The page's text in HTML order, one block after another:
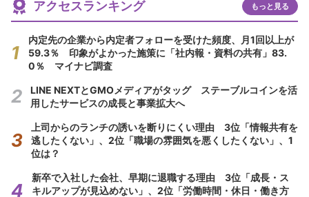
アクセスランキング もっと見る
内定先の企業から内定者フォローを受けた頻度、月1回以上が
59.3％ 印象がよかった施策に「社内報・資料の共有」83.
0％ マイナビ調査
LINE NEXTとGMOメディアがタッグ ステーブルコインを活
用したサービスの成長と事業拡大へ
上司からのランチの誘いを断りにくい理由 3位「情報共有を
逃したくない」、2位「職場の雰囲気を悪くしたくない」、1
位は？
新卒で入社した会社、早期に退職する理由 3位「成長・ス
キルアップが見込めない」、2位「労働時間・休日・働き方